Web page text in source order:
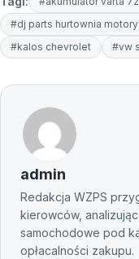
#dj parts hurtownia
#kalos chevrolet
#vw
admin
Redakcja WZPS
kierowców,
samochodowe pod
opłacalności zakupu.